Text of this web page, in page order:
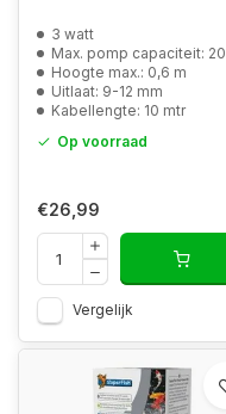
3 watt
Max. pomp capaciteit: 200 l/u
Hoogte max.: 0,6 m
Uitlaat: 9-12 mm
Kabellengte: 10 mtr
Op voorraad
€26,99
Vergelijk